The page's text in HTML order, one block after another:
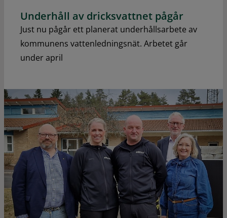
Underhåll av dricksvattnet pågår
Just nu pågår ett planerat underhållsarbete av
kommunens vattenledningsnät. Arbetet går
under april